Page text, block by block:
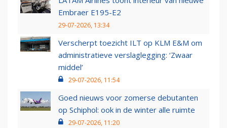
Embraer E195-E2
29-07-2026, 13:34
Verscherpt toezicht ILT op KLM E&M om
administratieve verslaglegging: ‘Zwaar
middel’
29-07-2026, 11:54
Goed nieuws voor zomerse debutanten
op Schiphol: ook in de winter alle ruimte
29-07-2026, 11:20